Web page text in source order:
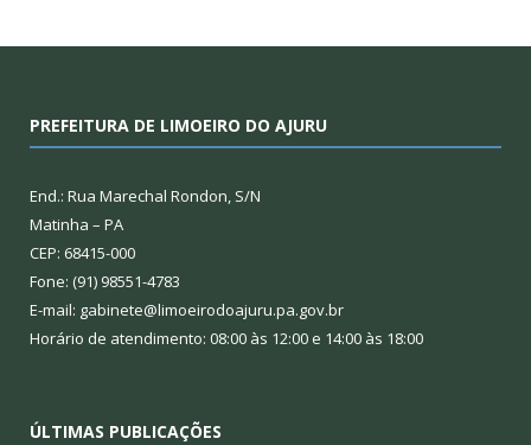
PREFEITURA DE LIMOEIRO DO AJURU
End.: Rua Marechal Rondon, S/N
Matinha – PA
CEP: 68415-000
Fone: (91) 98551-4783
E-mail: gabinete@limoeirodoajuru.pa.gov.br
Horário de atendimento: 08:00 às 12:00 e 14:00 às 18:00
ÚLTIMAS PUBLICAÇÕES